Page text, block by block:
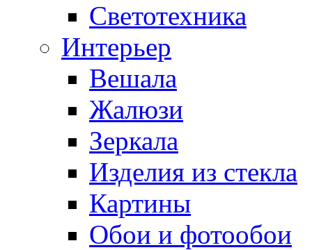
Светотехника
Интерьер
Вешала
Жалюзи
Зеркала
Изделия из стекла
Картины
Обои и фотообои